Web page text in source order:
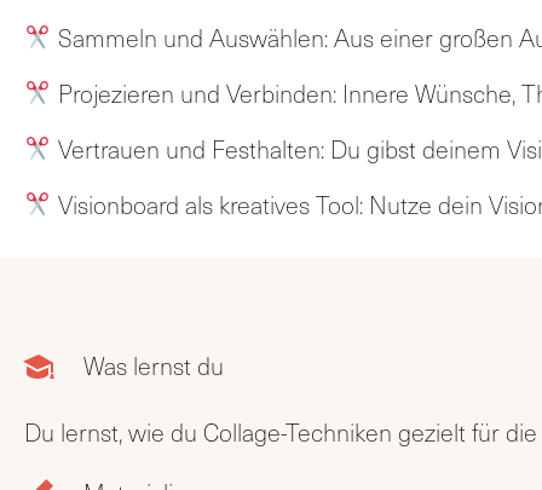
Sammeln und Auswählen: Aus einer großen
Projezieren und Verbinden: Innere Wünsche,
Vertrauen und Festhalten: Du gibst deinem
Visionboard als kreatives Tool: Nutze dein
Was lernst du
Du lernst, wie du Collage-Techniken gezielt für